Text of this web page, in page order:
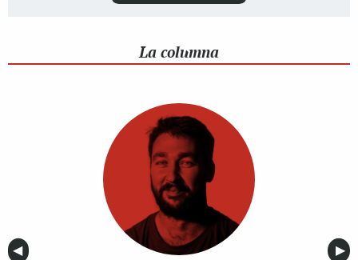
La columna
Anterior
◀︎ ▶︎